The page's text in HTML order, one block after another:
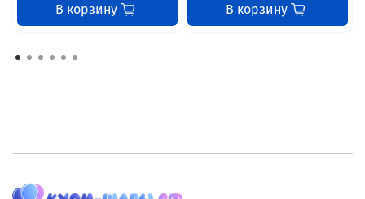
В корзину В корзину